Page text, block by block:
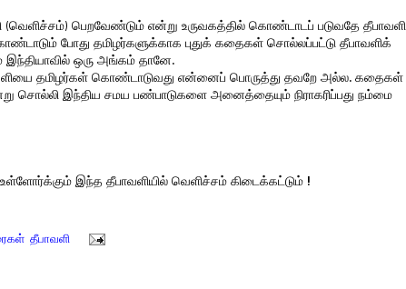
(வெளிச்சம்) பெறவேண்டும் என்று உருவகத்தில் கொண்டாடப் படுவதே தீபாவளி
போது தமிழர்களுக்காக புதுக் கதைகள் சொல்லப்பட்டு தீபாவளிக்
ஒரு அங்கம் தானே.
தமிழர்கள் கொண்டாடுவது என்னைப் பொருத்து தவறே அல்ல. கதைகள்
சொல்லி இந்திய சமய பண்பாடுகளை அனைத்தையும் நிராகரிப்பது நம்மை
இந்த தீபாவளியில் வெளிச்சம் கிடைக்கட்டும் !
, தீபாவளி